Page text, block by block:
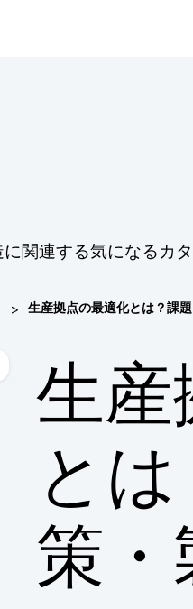
関連する気になるカ
> 生産拠点の最適化とは？課
生
と
策